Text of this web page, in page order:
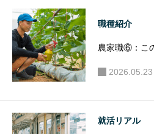
職種紹介
農家職⑥：こ
2026.05.23
就活リアル